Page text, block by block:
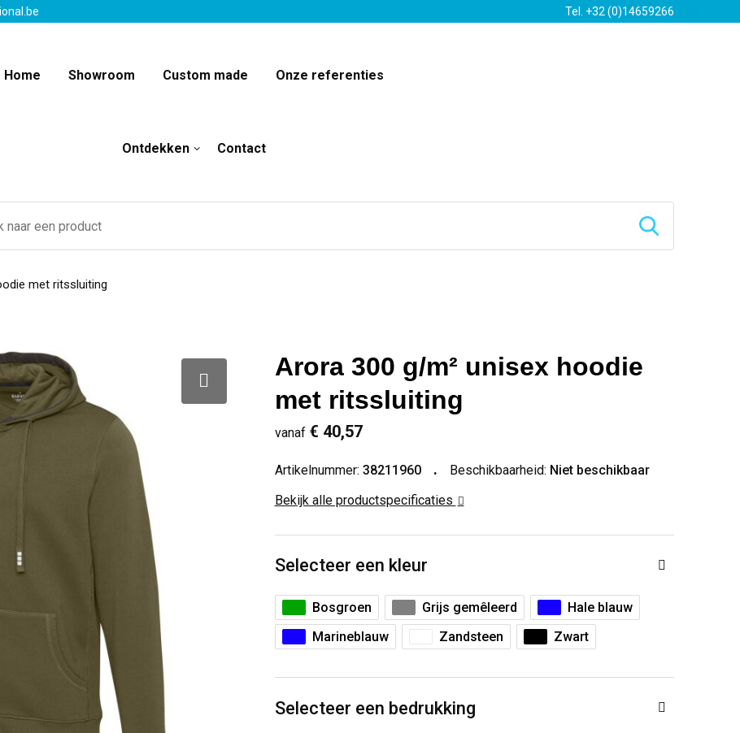
Tel. +32 (0)14659266
Home Showroom Custom made Onze referenties
Ontdekken Contact
met ritssluiting
Arora 300 g/m² unisex hoodie
met ritssluiting
vanaf € 40,57
Artikelnummer: 38211960 Beschikbaarheid: Niet beschikbaar
Bekijk alle productspecificaties
Selecteer een kleur
Bosgroen Grijs gemêleerd
Hale blauw
Marineblauw
Zandsteen Zwart
Selecteer een bedrukking